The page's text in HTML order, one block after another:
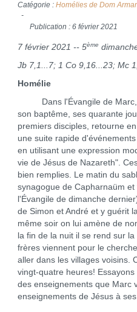
Catégorie : Homélies de Dom
Publication : 6 février 2021
7 février 2021 -- 5ème
Jb 7,1...7; 1 Co 9,16...23; Mc
Homélie
Dans l'Évangile de Marc,
son baptême, ses quarante
premiers disciples, retourne
une suite rapide
en utilisant une expression
vie de Jésus de Nazareth".
bien remplies. Le matin du
synagogue de Capharnaüm
l'Évangile de dimanche
de Simon et André et y guérit
même soir on lui amène de
la fin de la nuit il se rend sur
frères viennent pour le
aller dans les villages voisins.
vingt-quatre heures!
des enseignements que Marc
enseignements de Jésus à